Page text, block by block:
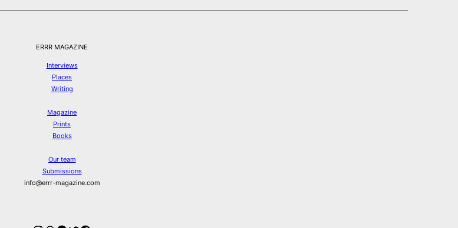
ERRR MAGAZINE
Interviews
Places
Writing
Magazine
Prints
Books
Our team
Submissions
info@errr-magazine.com